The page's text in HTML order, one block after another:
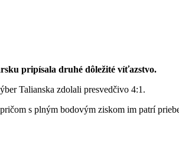
pripísala druhé dôležité víťazstvo.
Talianska zdolali presvedčivo 4:1.
s plným bodovým ziskom im patrí